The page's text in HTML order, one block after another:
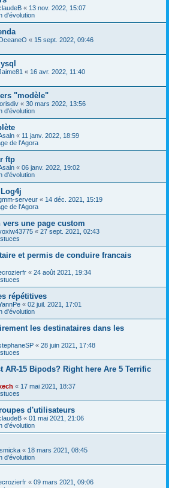
« 13 nov. 2022, 15:07
d'évolution
« 15 sept. 2022, 09:46
« 16 avr. 2022, 11:40
"modèle"
« 30 mars 2022, 13:56
d'évolution
« 11 janv. 2022, 18:59
de l'Agora
ftp
« 06 janv. 2022, 19:02
d'évolution
serveur « 14 déc. 2021, 15:19
de l'Agora
une page custom
« 27 sept. 2021, 02:43
et permis de conduire francais
« 24 août 2021, 19:34
répétitives
« 02 juil. 2021, 17:01
d'évolution
les destinataires dans les
« 28 juin 2021, 17:48
AR-15 Bipods? Right here Are 5 Terrific
« 17 mai 2021, 18:37
d'utilisateurs
« 01 mai 2021, 21:06
d'évolution
« 18 mars 2021, 08:45
d'évolution
« 09 mars 2021, 09:06